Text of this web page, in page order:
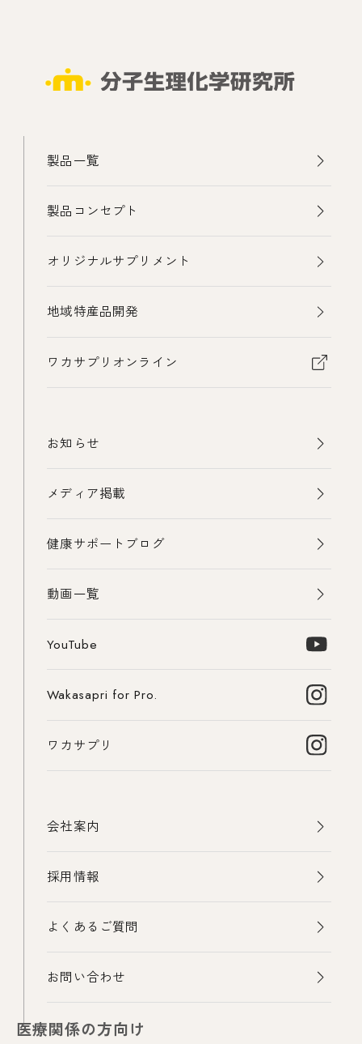
製品一覧
製品コンセプト
オリジナルサプリメント
地域特産品開発
ワカサプリオンライン
お知らせ
メディア掲載
健康サポートブログ
動画一覧
YouTube
Wakasapri for Pro.
ワカサプリ
会社案内
採用情報
よくあるご質問
お問い合わせ
医療関係の方向け